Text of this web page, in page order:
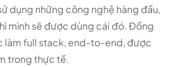
dụng những công nghệ hàng đầu,
mình sẽ được dùng cái đó. Đồng
làm full stack, end-to-end, được
trong thực tế.